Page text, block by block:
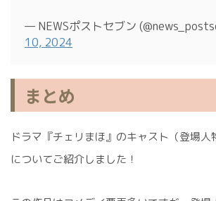
— NEWSポストセブン
10, 2024
まとめ
ドラマ『チェリまほ』のキャスト（登場人
についてご紹介しました！